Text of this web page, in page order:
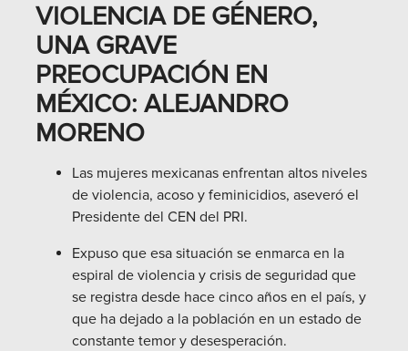
VIOLENCIA DE GÉNERO,
UNA GRAVE
PREOCUPACIÓN EN
MÉXICO: ALEJANDRO
MORENO
Las mujeres mexicanas enfrentan altos niveles
de violencia, acoso y feminicidios, aseveró el
Presidente del CEN del PRI.
Expuso que esa situación se enmarca en la
espiral de violencia y crisis de seguridad que
se registra desde hace cinco años en el país, y
que ha dejado a la población en un estado de
constante temor y desesperación.